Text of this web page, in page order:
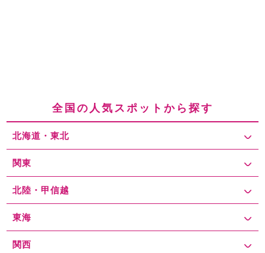
や公共施設には専用の駐車場が併設されており、便利に利用できま
すが、これらの駐車場は利用者が集中しやすい時間帯があるため、
早めの到着が推奨されます。特に週末や観光シーズンには、周辺の
駐車場が混雑し、駐車スペースを探すのが大変になることがありま
す。そのため、近隣のコインパーキングや、少し歩いた場所にある
日と土日祝で格差なく、駅近くの駐車場では、1時間あたり100円程
度の料金が一般的で、最大料金が設定されている場合は、500円程
る駐車場を選ぶと便利です。 駐車場探しのコツとしては、事前にイ
することが非常に有効です。また、繁忙期には、駅周辺の駐車場が
全国の人気スポットから探す
北海道・東北
関東
北陸・甲信越
東海
関西